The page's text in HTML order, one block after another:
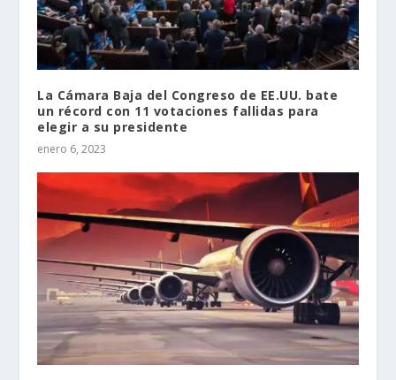
La Cámara Baja del Congreso de EE.UU. bate
un récord con 11 votaciones fallidas para
elegir a su presidente
enero 6, 2023